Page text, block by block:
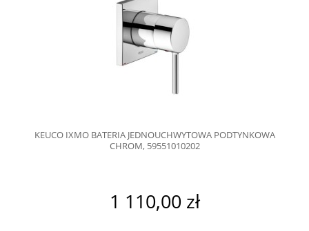
KEUCO IXMO BATERIA JEDNOUCHWYTOWA PODTYNKOWA
CHROM, 59551010202
1 110,00 zł